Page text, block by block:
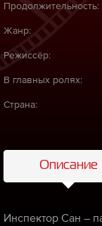
Продолжительность:
Жанр:
Режиссёр:
В главных ролях:
Страна:
Описание
Инспектор Сан –